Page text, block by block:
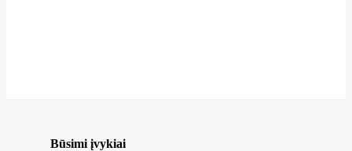
Būsimi įvykiai